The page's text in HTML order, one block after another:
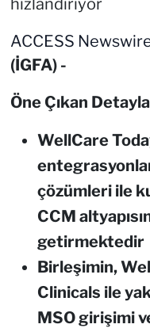
ACCESS
(İGFA) -
Öne Çıkan
WellCare
çözümleri ile
CCM
getirmektedir
Birleşimin,
Clinicals ile
MSO girişimi